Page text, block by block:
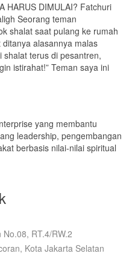
HARUS DIMULAI? Fatchuri
Seorang teman
shalat saat pulang ke rumah
alasannya malas
shalat terus di pesantren,
istirahat!” Teman saya ini
yang membantu
leadership, pengembangan
berbasis nilai-nilai spiritual
RT.4/RW.2
Kota Jakarta Selatan